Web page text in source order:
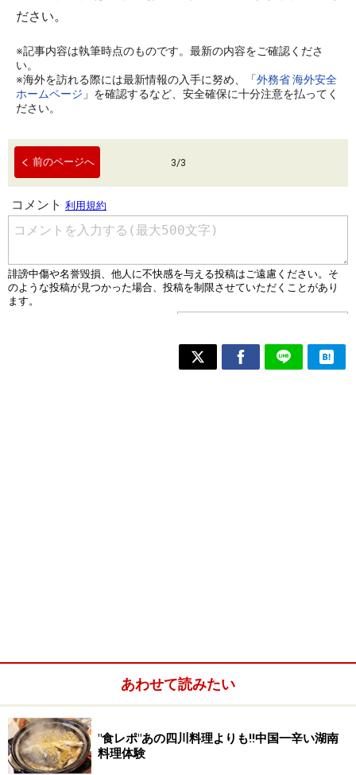
ださい。
※記事内容は執筆時点のものです。最新の内容をご確認くださ
い。
※海外を訪れる際には最新情報の入手に努め、「外務省 海外安全
ホームページ 」を確認するなど、安全確保に十分注意を払ってく
ださい。
前のページへ 3/3
あわせて読みたい
"食レポ"あの四川料理よりも!!中国一辛い湖南
料理体験